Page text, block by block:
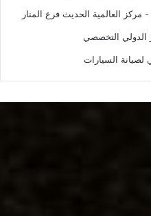
- مركز العالمية الحديث فرع المنار
الدولي التخصصي
لصيانة السيارات